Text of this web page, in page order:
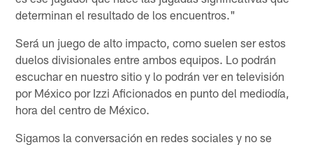
determinan el resultado de los encuentros."
Será un juego de alto impacto, como suelen ser estos
duelos divisionales entre ambos equipos. Lo podrán
escuchar en nuestro sitio y lo podrán ver en televisión
por México por Izzi Aficionados en punto del mediodía,
hora del centro de México.
Sigamos la conversación en redes sociales y no se